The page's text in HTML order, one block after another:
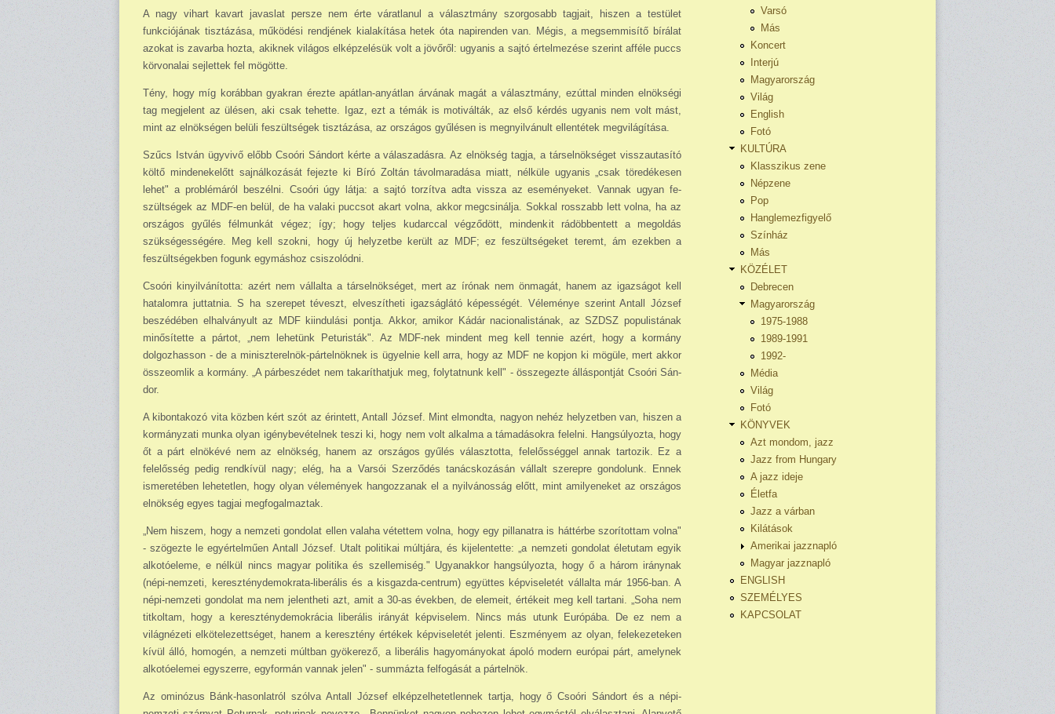
A nagy vihart kavart javaslat persze nem érte váratlanul a vá­lasztmány szorgosabb tagjait, hi­szen a testület
funkciójának tisztá­zása, működési rendjének kialakí­tása hetek óta napirenden van. Még­is, a megsemmisítő bírálat
azokat is zavarba hozta, akiknek világos el­képzelésük volt a jövőről: ugyanis a sajtó értelmezése szerint afféle puccs
körvonalai sejlettek fel mö­götte.
Tény, hogy míg korábban gyak­ran érezte apátlan-anyátlan árvának magát a választmány, ezúttal min­den elnökségi
tag megjelent az ülé­sen, aki csak tehette. Igaz, ezt a témák is motiválták, az első kérdés ugyanis nem volt mást,
mint az el­nökségen belüli feszültségek tisztá­zása, az országos gyűlésen is meg­nyilvánult ellentétek megvilágítá­sa.
Szűcs István ügyvivő előbb Csoóri Sándort kérte a válaszadásra. Az elnökség tagja, a társelnökséget visszautasító
költő mindenekelőtt sajnálkozását fejezte ki Bíró Zoltán távolmaradása miatt, nélküle ugyanis „csak töredékesen
lehet" a problémáról beszélni. Csoóri úgy látja: a sajtó torzítva adta vissza az eseményeket. Vannak ugyan fe­
szültségek az MDF-en belül, de ha valaki puccsot akart volna, akkor megcsinálja. Sokkal rosszabb lett volna, ha az
országos gyűlés fél­munkát végez; így; hogy teljes ku­darccal végződött, mindenkit rá­döbbentett a megoldás
szükséges­ségére. Meg kell szokni, hogy új helyzetbe került az MDF; ez feszültségeket teremt, ám ezekben a
feszültségekben fogunk egymás­hoz csiszolódni.
Csoóri kinyilvánította: azért nem vállalta a társelnökséget, mert az írónak nem önmagát, hanem az igazságot kell
hatalomra juttatnia. S ha szerepet téveszt, elveszítheti igazságlátó képességét. Véleménye szerint Antall József
beszédében el­halványult az MDF kiindulási pont­ja. Akkor, amikor Kádár naciona­listának, az SZDSZ populistának
minősítette a pártot, „nem lehetünk Peturisták". Az MDF-nek mindent meg kell tennie azért, hogy a kor­mány
dolgozhasson - de a minisz­terelnök-pártelnöknek is ügyelnie kell arra, hogy az MDF ne kopjon ki mögüle, mert akkor
összeomlik a kormány. „A párbeszédet nem taka­ríthatjuk meg, folytatnunk kell" - összegezte álláspontját Csoóri Sán­
dor.
A kibontakozó vita közben kért szót az érintett, Antall József. Mint elmondta, nagyon nehéz helyzet­ben van, hiszen a
kormányzati mun­ka olyan igénybevételnek teszi ki, hogy nem volt alkalma a támadá­sokra felelni. Hangsúlyozta, hogy
őt a párt elnökévé nem az elnökség, hanem az országos gyűlés válasz­totta, felelősséggel annak tartozik. Ez a
felelősség pedig rendkívül nagy; elég, ha a Varsói Szerződés tanácskozásán vállalt szerepre gon­dolunk. Ennek
ismeretében lehetet­len, hogy olyan vélemények han­gozzanak el a nyilvánosság előtt, mint amilyeneket az országos
el­nökség egyes tagjai megfogalmaz­tak.
„Nem hiszem, hogy a nemzeti gondolat ellen valaha vétettem vol­na, hogy egy pillanatra is háttérbe szorítottam volna"
- szögezte le egyértelműen Antall József. Utalt politikai múlt­jára, és kijelentette: „a nemzeti gondolat életutam egyik
alkotóeleme, e nélkül nincs magyar politika és szellemiség." Ugyanakkor hangsúlyozta, hogy ő a három iránynak
(népi-nemzeti, kereszténydemokrata-liberális és a kisgazda-centrum) együttes képvi­seletét vállalta már 1956-ban. A
népi-nemzeti gondolat ma nem jelentheti azt, amit a 30-as években, de elemeit, érté­keit meg kell tartani. „Soha nem
titkoltam, hogy a ke­reszténydemokrácia liberális irányát képviselem. Nincs más utunk Európába. De ez nem a
világnézeti elkötelezettséget, hanem a keresz­tény értékek képviseletét jelenti. Eszményem az olyan, feleke­zeteken
kívül álló, ho­mogén, a nemzeti múltban gyökerező, a libe­rális hagyományokat ápoló modern európai párt, amelynek
alkotóele­mei egyszerre, egyformán vannak jelen" - summázta felfogását a párt­elnök.
Az ominózus Bánk-hasonlatról szólva Antall József elképzelhetet­lennek tartja, hogy ő Csoóri Sándort és a népi-
Varsó
Más
Koncert
Interjú
Magyarország
Világ
English
Fotó
KULTÚRA
Klasszikus zene
Népzene
Pop
Hanglemezfigyelő
Színház
Más
KÖZÉLET
Debrecen
Magyarország
1975-1988
1989-1991
1992-
Média
Világ
Fotó
KÖNYVEK
Azt mondom, jazz
Jazz from Hungary
A jazz ideje
Életfa
Jazz a várban
Kilátások
Amerikai jazznapló
Magyar jazznapló
ENGLISH
SZEMÉLYES
KAPCSOLAT